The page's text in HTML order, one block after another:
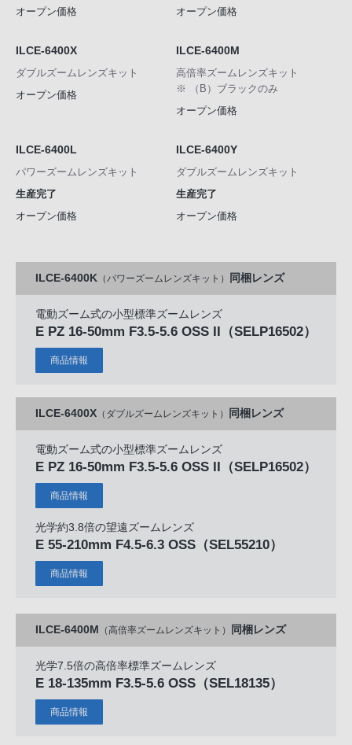
オープン価格
オープン価格
ILCE-6400X
ダブルズームレンズキット
オープン価格
ILCE-6400M
高倍率ズームレンズキット
※ （B）ブラックのみ
オープン価格
ILCE-6400L
パワーズームレンズキット
生産完了
オープン価格
ILCE-6400Y
ダブルズームレンズキット
生産完了
オープン価格
ILCE-6400K （パワーズームレンズキット） 同梱レンズ
電動ズーム式の小型標準ズームレンズ
E PZ 16-50mm F3.5-5.6 OSS II （SELP16502）
商品情報
ILCE-6400X （ダブルズームレンズキット） 同梱レンズ
電動ズーム式の小型標準ズームレンズ
E PZ 16-50mm F3.5-5.6 OSS II （SELP16502）
商品情報
光学約3.8倍の望遠ズームレンズ
E 55-210mm F4.5-6.3 OSS （SEL55210）
商品情報
ILCE-6400M （高倍率ズームレンズキット） 同梱レンズ
光学7.5倍の高倍率標準ズームレンズ
E 18-135mm F3.5-5.6 OSS （SEL18135）
商品情報